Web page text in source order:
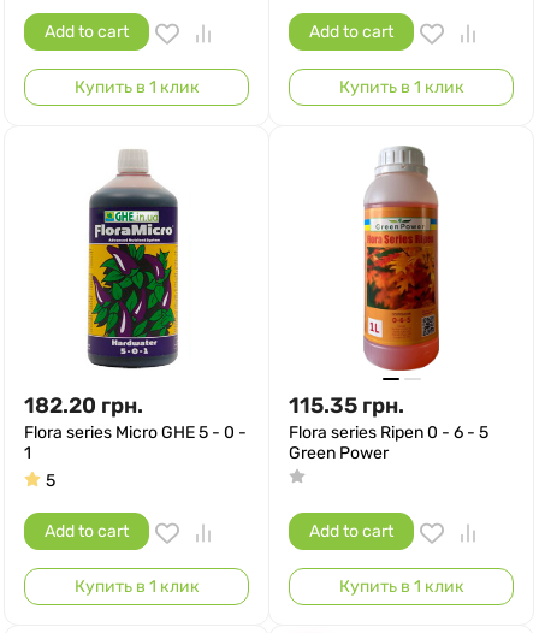
Add to cart
Купить в 1 клик
Add to cart
Купить в 1 клик
182.20 грн.
Flora series Micro GHE 5 - 0 -
1
5
Add to cart
Купить в 1 клик
115.35 грн.
Flora series Ripen 0 - 6 - 5
Green Power
Add to cart
Купить в 1 клик